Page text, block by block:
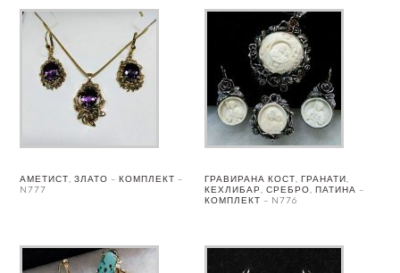
АМЕТИСТ, ЗЛАТО – КОМПЛЕКТ –
N777
ГРАВИРАНА КОСТ, ГРАНАТИ,
КЕХЛИБАР, СРЕБРО, ПАТИНА –
КОМПЛЕКТ – N776